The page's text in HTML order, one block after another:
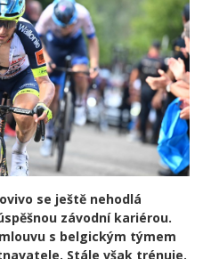
se ještě nehodlá
závodní kariérou.
s belgickým týmem
Stále však trénuje.